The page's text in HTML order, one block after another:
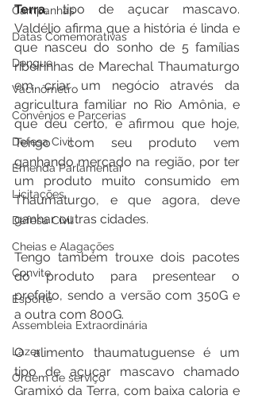
Campanhas
Datas Comemorativas
Dengue
Vacinômetro
Convênios e Parcerias
Defesa Civil
Emenda Parlamentar
Licitações
Defesa Civil
Cheias e Alagações
Convite
Esporte
Assembleia Extraordinária
Lazer
Ordem de serviço
Terra, tipo de açucar mascavo.
Valdélio afirma que a história é linda e
que nasceu do sonho de 5 famílias
ribeirinhas de Marechal Thaumaturgo
em criar um negócio através da
agricultura familiar no Rio Amônia, e
que deu certo, e afirmou que hoje,
Tengo com seu produto vem
ganhando mercado na região, por ter
um produto muito consumido em
Thaumaturgo, e que agora, deve
ganhar outras cidades.
Tengo também trouxe dois pacotes
do produto para presentear o
prefeito, sendo a versão com 350G e
a outra com 800G.
O alimento thaumatuguense é um
tipo de açucar mascavo chamado
Gramixó da Terra, com baixa caloria e